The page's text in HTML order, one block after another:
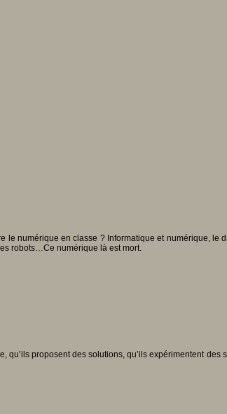
numérique en classe ? Informatique et numérique, le
robots…Ce numérique là est mort.
proposent des solutions, qu’ils expérimentent